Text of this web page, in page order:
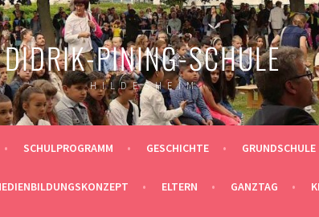
DIDRIK-PINING-SCHULE
H I L D E S H E I M
SCHULPROGRAMM GESCHICHTE GRUNDSCHULE
ELTERN GANZTAG